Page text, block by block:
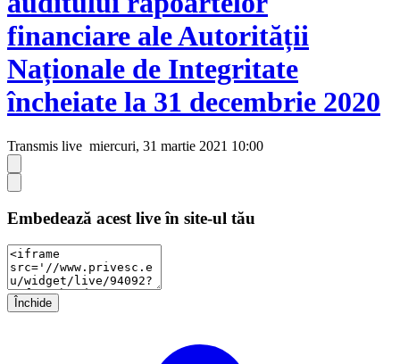
financiare ale Autorității
Naționale de Integritate
încheiate la 31 decembrie 2020
Transmis live miercuri, 31 martie 2021 10:00
Embedează acest live în site-ul tău
Închide